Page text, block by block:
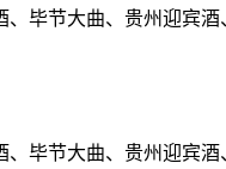
毕节大曲、贵州迎宾
毕节大曲、贵州迎宾